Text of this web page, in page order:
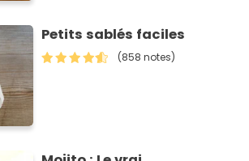
Petits sablés faciles
(858 notes)